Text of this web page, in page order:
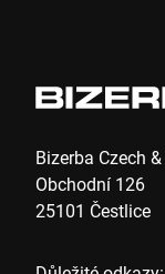
Bizerba Czech
Obchodní 126
25101 Čestlice